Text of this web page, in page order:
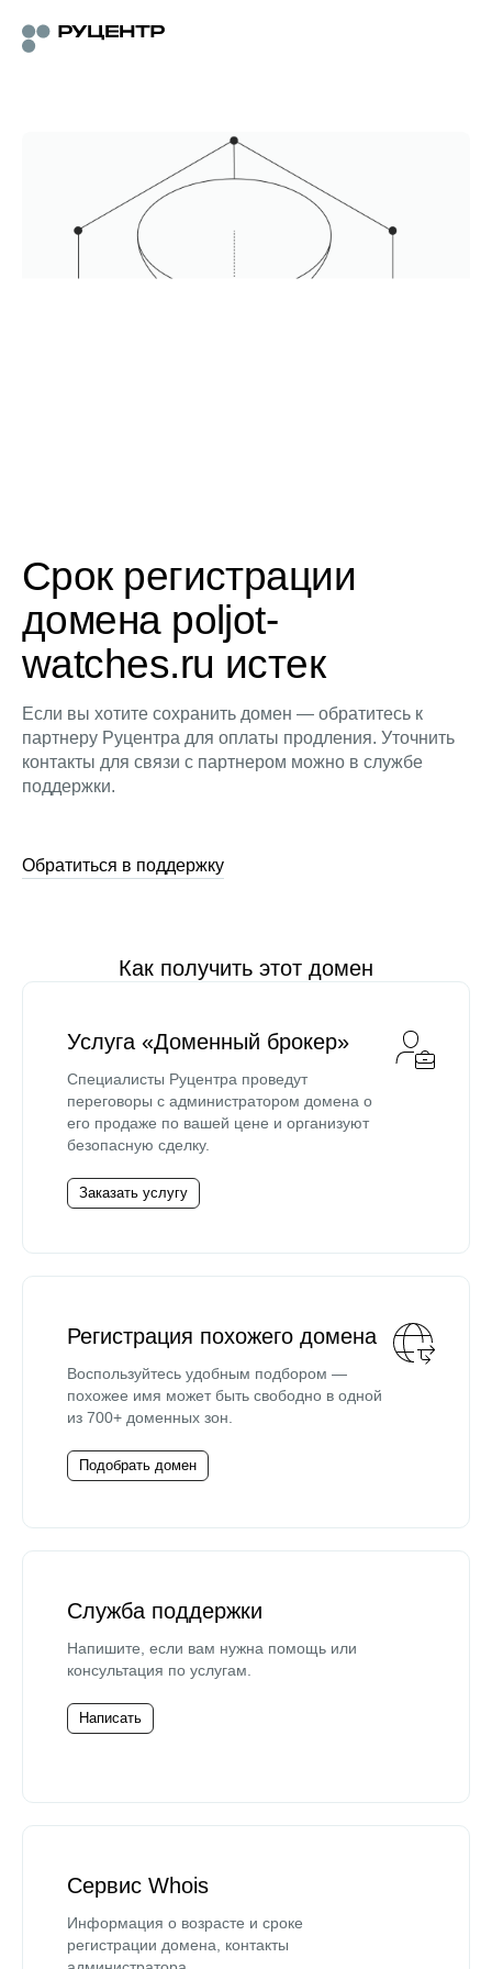
Срок регистрации
домена poljot-
watches.ru истек
Если вы хотите сохранить домен — обратитесь к
партнеру Руцентра для оплаты продления. Уточнить
контакты для связи с партнером можно в службе
поддержки.
Обратиться в поддержку
Как получить этот домен
Услуга «Доменный брокер»
Специалисты Руцентра проведут
переговоры с администратором домена о
его продаже по вашей цене и организуют
безопасную сделку.
Заказать услугу
Регистрация похожего домена
Воспользуйтесь удобным подбором —
похожее имя может быть свободно в одной
из 700+ доменных зон.
Подобрать домен
Служба поддержки
Напишите, если вам нужна помощь или
консультация по услугам.
Написать
Сервис Whois
Информация о возрасте и сроке
регистрации домена, контакты